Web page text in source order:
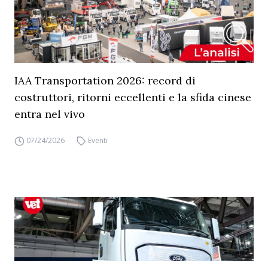
IAA Transportation 2026: record di
costruttori, ritorni eccellenti e la sfida cinese
entra nel vivo
07/24/2026 Eventi